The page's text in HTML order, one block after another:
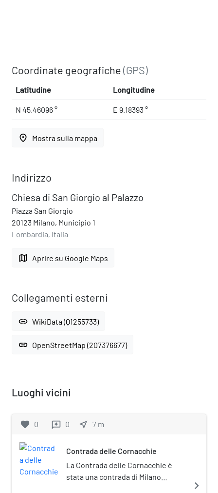
Coordinate geografiche(GPS)
Latitudine Longitudine
N 45.46096 ° E 9.18393 °
place Mostra sulla mappa
Indirizzo
Chiesa di San Giorgio al Palazzo
Piazza San Giorgio
20123 Milano, Municipio 1
Lombardia, Italia
map Aprire su Google Maps
Collegamenti esterni
link WikiData (Q1255733)
link OpenStreetMap (207376677)
Luoghi vicini
favorite 0 reviews 0 near_me 7 m
Contrada delle Cornacchie
La Contrada delle Cornacchie è
stata una contrada di Milano
navigate_next